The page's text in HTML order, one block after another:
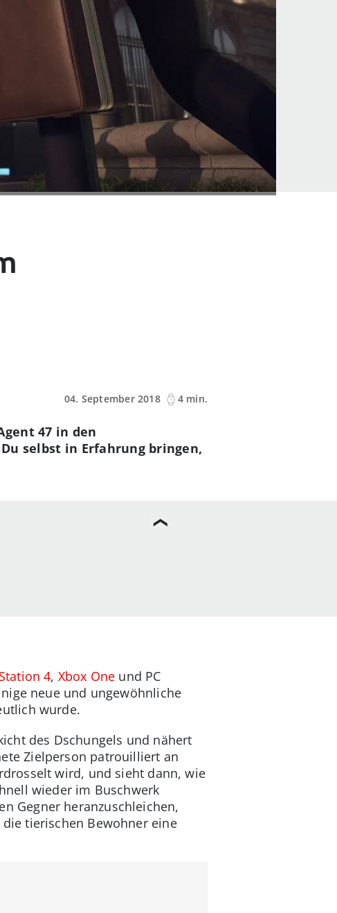
04. September 2018
4 min.
47 in den
selbst in Erfahrung bringen,
4, Xbox One und PC
neue und ungewöhnliche
wurde.
des Dschungels und nähert
Zielperson patrouilliert an
wird, und sieht dann, wie
wieder im Buschwerk
Gegner heranzuschleichen,
tierischen Bewohner eine